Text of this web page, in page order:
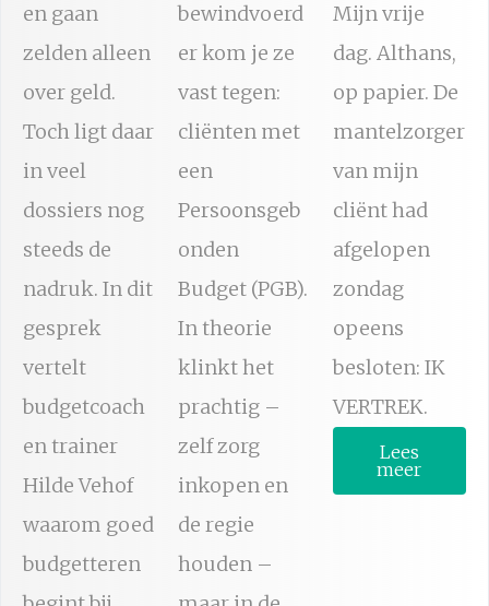
en gaan
zelden alleen
over geld.
Toch ligt daar
in veel
dossiers nog
steeds de
nadruk. In dit
gesprek
vertelt
budgetcoach
en trainer
Hilde Vehof
waarom goed
budgetteren
bewindvoerd
er kom je ze
vast tegen:
cliënten met
een
Persoonsgeb
onden
Budget (PGB).
In theorie
klinkt het
prachtig –
zelf zorg
inkopen en
de regie
houden –
Mijn vrije
dag. Althans,
op papier. De
mantelzorger
van mijn
cliënt had
afgelopen
zondag
opeens
besloten: IK
VERTREK.
Lees
meer